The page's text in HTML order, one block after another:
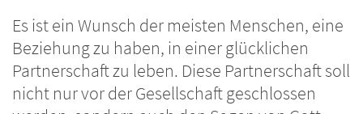
Es ist ein Wunsch der meisten Menschen, eine
Beziehung zu haben, in einer glücklichen
Partnerschaft zu leben. Diese Partnerschaft soll
nicht nur vor der Gesellschaft geschlossen